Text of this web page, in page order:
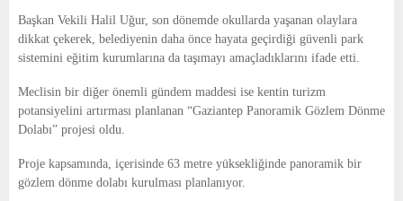
Başkan Vekili Halil Uğur, son dönemde okullarda yaşanan olaylara
dikkat çekerek, belediyenin daha önce hayata geçirdiği güvenli park
sistemini eğitim kurumlarına da taşımayı amaçladıklarını ifade etti.
Meclisin bir diğer önemli gündem maddesi ise kentin turizm
potansiyelini artırması planlanan “Gaziantep Panoramik Gözlem Dönme
Dolabı” projesi oldu.
Proje kapsamında, içerisinde 63 metre yüksekliğinde panoramik bir
gözlem dönme dolabı kurulması planlanıyor.